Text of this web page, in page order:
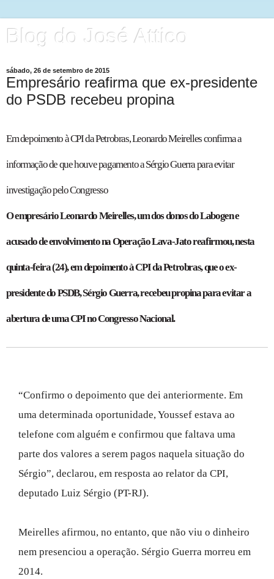
Blog do José Attico
sábado, 26 de setembro de 2015
Empresário reafirma que ex-presidente
do PSDB recebeu propina
Em depoimento à CPI da Petrobras, Leonardo Meirelles confirma a
informação de que houve pagamento a Sérgio Guerra para evitar
investigação pelo Congresso
O empresário Leonardo Meirelles, um dos donos do Labogen e
acusado de envolvimento na Operação Lava-Jato reafirmou, nesta
quinta-feira (24), em depoimento à CPI da Petrobras, que o ex-
presidente do PSDB, Sérgio Guerra, recebeu propina para evitar a
abertura de uma CPI no Congresso Nacional.
“Confirmo o depoimento que dei anteriormente. Em
uma determinada oportunidade, Youssef estava ao
telefone com alguém e confirmou que faltava uma
parte dos valores a serem pagos naquela situação do
Sérgio”, declarou, em resposta ao relator da CPI,
deputado Luiz Sérgio (PT-RJ).
Meirelles afirmou, no entanto, que não viu o dinheiro
nem presenciou a operação. Sérgio Guerra morreu em
2014.